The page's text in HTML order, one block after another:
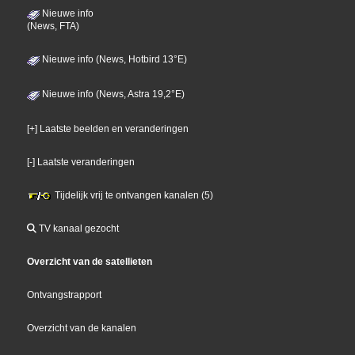
Nieuwe info
(News, FTA)
Nieuwe info (News, Hotbird 13°E)
Nieuwe info (News, Astra 19,2°E)
[+] Laatste beelden en veranderingen
[-] Laatste veranderingen
Tijdelijk vrij te ontvangen kanalen (5)
TV kanaal gezocht
Overzicht van de satellieten
Ontvangstrapport
Overzicht van de kanalen